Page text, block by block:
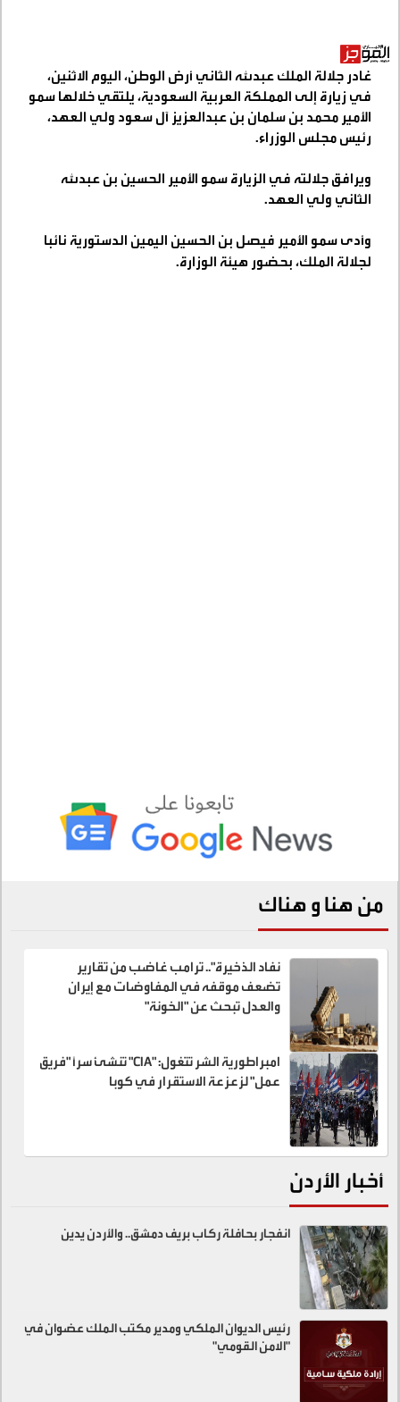
غادر جلالة الملك عبدﷲ الثاني أرض الوطن، اليوم الاثنين،
في زيارة إلى المملكة العربية السعودية، يلتقي خلالها سمو
الأمير محمد بن سلمان بن عبدالعزيز آل سعود ولي العهد،
رئيس مجلس الوزراء.
ويرافق جلالته في الزيارة سمو الأمير الحسين بن عبدﷲ
الثاني ولي العهد.
وأدى سمو الأمير فيصل بن الحسين اليمين الدستورية نائبا
لجلالة الملك، بحضور هيئة الوزارة.
من هنا و هناك
نفاد الذخيرة".. ترامب غاضب من تقارير
تضعف موقفه في المفاوضات مع إيران
والعدل تبحث عن "الخونة"
امبراطورية الشر تتغول: "CIA" تنشئ سراً "فريق
عمل" لزعزعة الاستقرار في كوبا
أخبار الأردن
انفجار بحافلة ركاب بريف دمشق.. والأردن يدين
رئيس الديوان الملكي ومدير مكتب الملك عضوان في
"الامن القومي"